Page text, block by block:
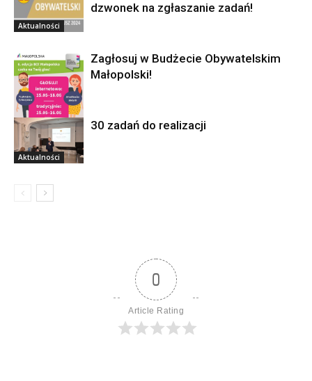
Aktualności
dzwonek na zgłaszanie zadań!
Aktualności
Zagłosuj w Budżecie Obywatelskim
Małopolski!
Aktualności
30 zadań do realizacji
0
Article Rating